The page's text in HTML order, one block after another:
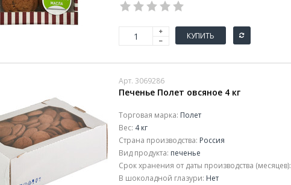
КУПИТЬ
Арт. 3069286
Печенье Полет овсяное 4 кг
Торговая марка: Полет
Вес: 4 кг
Страна производства: Россия
Вид продукта: печенье
Срок хранения от даты производства (месяцев):
В шоколадной глазури: Нет